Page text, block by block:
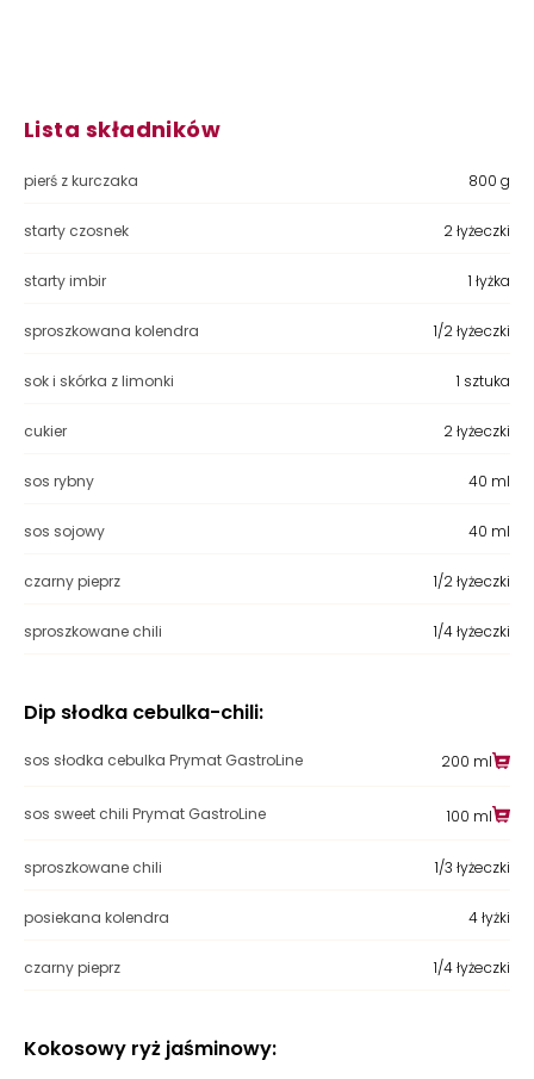
Lista składników
pierś z kurczaka 800 g
starty czosnek 2 łyżeczki
starty imbir 1 łyżka
sproszkowana kolendra 1/2 łyżeczki
sok i skórka z limonki 1 sztuka
cukier 2 łyżeczki
sos rybny 40 ml
sos sojowy 40 ml
czarny pieprz 1/2 łyżeczki
sproszkowane chili 1/4 łyżeczki
Dip słodka cebulka-chili:
sos słodka cebulka Prymat GastroLine 200 ml
sos sweet chili Prymat GastroLine 100 ml
sproszkowane chili 1/3 łyżeczki
posiekana kolendra 4 łyżki
czarny pieprz 1/4 łyżeczki
Kokosowy ryż jaśminowy: